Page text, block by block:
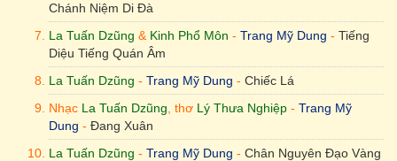
Chánh Niệm Di Đà
La Tuấn Dzũng & Kinh Phổ Môn - Trang Mỹ Dung - Tiếng
Diệu Tiếng Quán Âm
La Tuấn Dzũng - Trang Mỹ Dung - Chiếc Lá
Nhạc La Tuấn Dzũng , thơ Lý Thưa Nghiệp - Trang Mỹ
Dung - Đang Xuân
La Tuấn Dzũng - Trang Mỹ Dung - Chân Nguyên Đạo Vàng